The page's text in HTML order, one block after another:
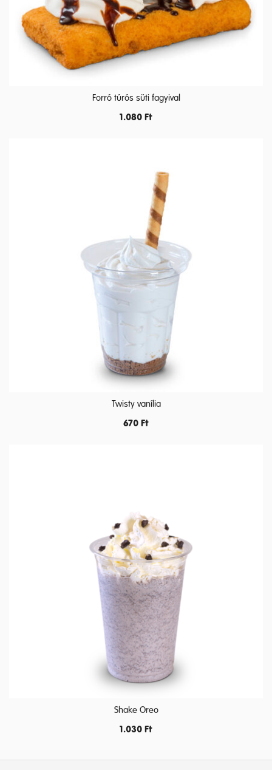
Forró túrós süti fagyival
1.080 Ft
Twisty vanília
670 Ft
Shake Oreo
1.030 Ft